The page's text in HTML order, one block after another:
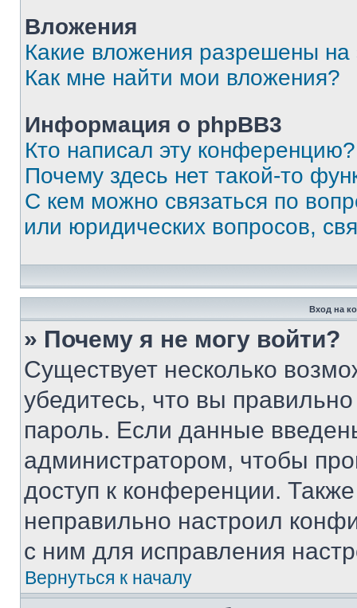
Вложения
Какие вложения разрешены
Как мне найти мои вложения?
Информация о phpBB3
Кто написал эту конференцию?
Почему здесь нет такой-то
С кем можно связаться по
или юридических вопросов,
Вход на
» Почему я не могу войти?
Существует несколько
убедитесь, что вы
пароль. Если данные
администратором, чтобы
доступ к конференции.
неправильно настроил
с ним для исправления
Вернуться к началу